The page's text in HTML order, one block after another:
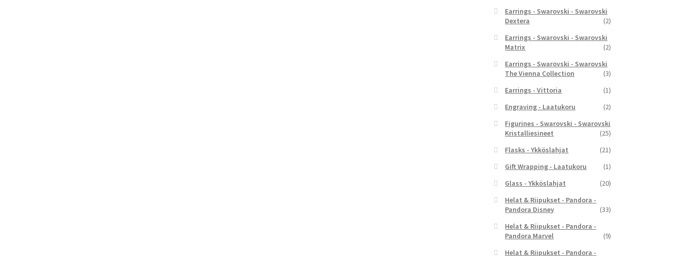
Earrings - Swarovski - Swarovski
Dextera
(2)
Earrings - Swarovski - Swarovski
Matrix
(2)
Earrings - Swarovski - Swarovski
The Vienna Collection
(3)
Earrings - Vittoria
(1)
Engraving - Laatukoru
(2)
Figurines - Swarovski - Swarovski
Kristalliesineet
(25)
Flasks - Ykköslahjat
(21)
Gift Wrapping - Laatukoru
(1)
Glass - Ykköslahjat
(20)
Helat & Riipukset - Pandora -
Pandora Disney
(33)
Helat & Riipukset - Pandora -
Pandora Marvel
(9)
Helat & Riipukset - Pandora -